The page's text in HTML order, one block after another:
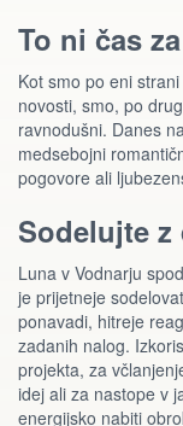
To ni čas
Kot smo po eni
novosti, smo, po
ravnodušni. Danes
medsebojni
pogovore ali
Sodelujte
Luna v Vodnarju
je prijetneje
ponavadi, hitreje
zadanih nalog.
projekta, za
idej ali za nastope v
energijsko nabiti